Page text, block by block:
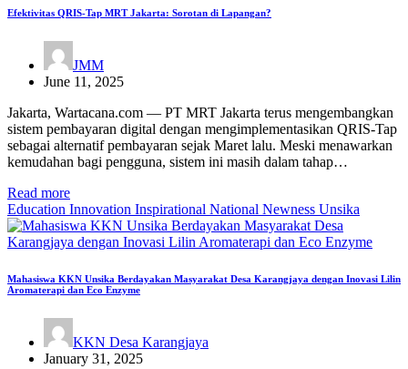
Efektivitas QRIS-Tap MRT Jakarta: Sorotan di Lapangan?
JMM
June 11, 2025
Jakarta, Wartacana.com — PT MRT Jakarta terus mengembangkan
sistem pembayaran digital dengan mengimplementasikan QRIS-Tap
sebagai alternatif pembayaran sejak Maret lalu. Meski menawarkan
kemudahan bagi pengguna, sistem ini masih dalam tahap…
Read more
Education Innovation Inspirational National Newness Unsika
Mahasiswa KKN Unsika Berdayakan Masyarakat Desa Karangjaya dengan Inovasi Lilin
Aromaterapi dan Eco Enzyme
KKN Desa Karangjaya
January 31, 2025